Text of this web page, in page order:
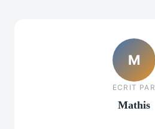
M
ECRIT PAR
Mathis